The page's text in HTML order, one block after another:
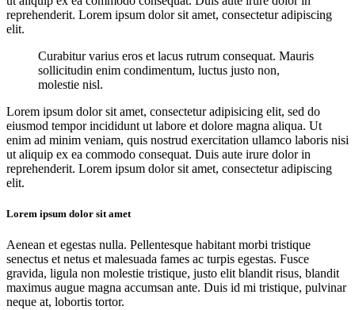
reprehenderit. Lorem ipsum dolor sit amet, consectetur adipiscing
elit.
Curabitur varius eros et lacus rutrum consequat. Mauris
sollicitudin enim condimentum, luctus justo non,
molestie nisl.
Lorem ipsum dolor sit amet, consectetur adipisicing elit, sed do
eiusmod tempor incididunt ut labore et dolore magna aliqua. Ut
enim ad minim veniam, quis nostrud exercitation ullamco laboris nisi
ut aliquip ex ea commodo consequat. Duis aute irure dolor in
reprehenderit. Lorem ipsum dolor sit amet, consectetur adipiscing
elit.
Lorem ipsum dolor sit amet
Aenean et egestas nulla. Pellentesque habitant morbi tristique
senectus et netus et malesuada fames ac turpis egestas. Fusce
gravida, ligula non molestie tristique, justo elit blandit risus, blandit
maximus augue magna accumsan ante. Duis id mi tristique, pulvinar
neque at, lobortis tortor.